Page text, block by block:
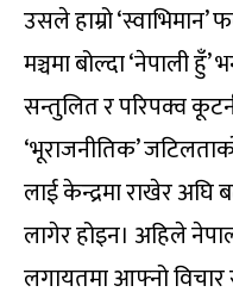
उसले हाम्रो ‘स्वाभिमान’
मञ्चमा बोल्दा ‘नेपाली हुँ’
सन्तुलित र परिपक्व
‘भूराजनीतिक’
लाई केन्द्रमा राखेर अघि
लागेर होइन। अहिले
लगायतमा आफ्नो विचार